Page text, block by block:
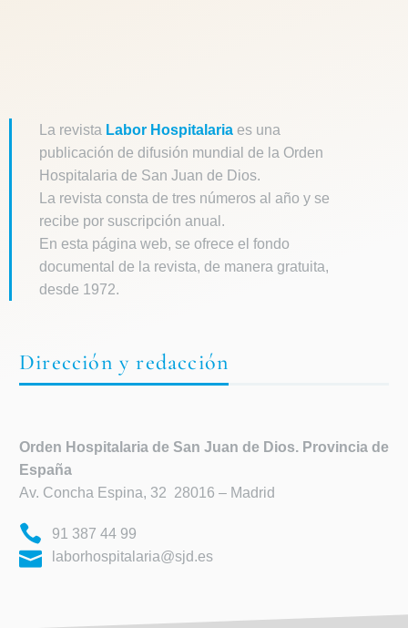
La revista Labor Hospitalaria es una
publicación de difusión mundial de la Orden
Hospitalaria de San Juan de Dios.
La revista consta de tres números al año y se
recibe por suscripción anual.
En esta página web, se ofrece el fondo
documental de la revista, de manera gratuita,
desde 1972.
Dirección y redacción
Orden Hospitalaria de San Juan de Dios. Provincia de
España
Av. Concha Espina, 32 28016 – Madrid
91 387 44 99
laborhospitalaria@sjd.es